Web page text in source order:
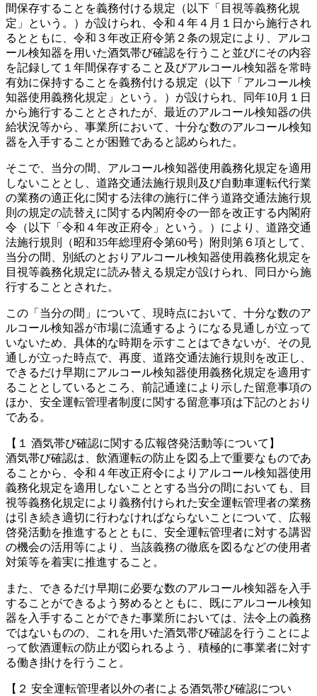
間保存することを義務付ける規定（以下「目視等義務化規
定」という。）が設けられ、令和４年４月１日から施行され
るとともに、令和３年改正府令第２条の規定により、アルコ
ール検知器を用いた酒気帯び確認を行うこと並びにその内容
を記録して１年間保存すること及びアルコール検知器を常時
有効に保持することを義務付ける規定（以下「アルコール検
知器使用義務化規定」という。）が設けられ、同年10月１日
から施行することとされたが、最近のアルコール検知器の供
給状況等から、事業所において、十分な数のアルコール検知
器を入手することが困難であると認められた。
そこで、当分の間、アルコール検知器使用義務化規定を適用
しないこととし、道路交通法施行規則及び自動車運転代行業
の業務の適正化に関する法律の施行に伴う道路交通法施行規
則の規定の読替えに関する内閣府令の一部を改正する内閣府
令（以下「令和４年改正府令」という。）により、道路交通
法施行規則（昭和35年総理府令第60号）附則第６項として、
当分の間、別紙のとおりアルコール検知器使用義務化規定を
目視等義務化規定に読み替える規定が設けられ、同日から施
行することとされた。
この「当分の間」について、現時点において、十分な数のア
ルコール検知器が市場に流通するようになる見通しが立って
いないため、具体的な時期を示すことはできないが、その見
通しが立った時点で、再度、道路交通法施行規則を改正し、
できるだけ早期にアルコール検知器使用義務化規定を適用す
ることとしているところ、前記通達により示した留意事項の
ほか、安全運転管理者制度に関する留意事項は下記のとおり
である。
【１ 酒気帯び確認に関する広報啓発活動等について】
酒気帯び確認は、飲酒運転の防止を図る上で重要なものであ
ることから、令和４年改正府令によりアルコール検知器使用
義務化規定を適用しないこととする当分の間においても、目
視等義務化規定により義務付けられた安全運転管理者の業務
は引き続き適切に行わなければならないことについて、広報
啓発活動を推進するとともに、安全運転管理者に対する講習
の機会の活用等により、当該義務の徹底を図るなどの使用者
対策等を着実に推進すること。
また、できるだけ早期に必要な数のアルコール検知器を入手
することができるよう努めるとともに、既にアルコール検知
器を入手することができた事業所においては、法令上の義務
ではないものの、これを用いた酒気帯び確認を行うことによ
って飲酒運転の防止が図られるよう、積極的に事業者に対す
る働き掛けを行うこと。
【２ 安全運転管理者以外の者による酒気帯び確認につい